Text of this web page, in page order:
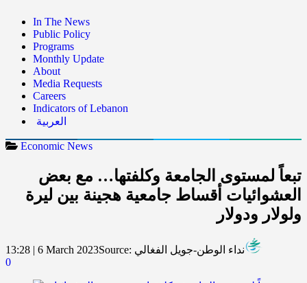
In The News
Public Policy
Programs
Monthly Update
About
Media Requests
Careers
Indicators of Lebanon
العربية
Economic News
تبعاً لمستوى الجامعة وكلفتها… مع بعض
العشوائيات أقساط جامعية هجينة بين ليرة
ولولار ودولار
13:28 | 6 March 2023Source: نداء الوطن-جويل الفغالي
0